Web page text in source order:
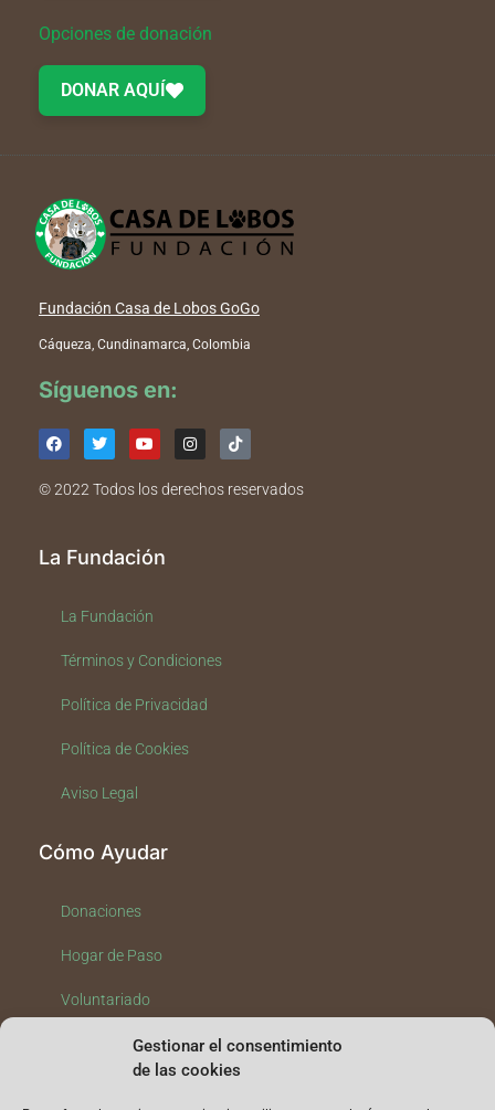
Gestionar el consentimiento
de las cookies
Opciones de donación
DONAR AQUÍ
Fundación Casa de Lobos GoGo
Cáqueza, Cundinamarca, Colombia
Síguenos en:
© 2022 Todos los derechos reservados
La Fundación
La Fundación
Términos y Condiciones
Política de Privacidad
Política de Cookies
Aviso Legal
Cómo Ayudar
Donaciones
Hogar de Paso
Voluntariado
Club de Padrinos